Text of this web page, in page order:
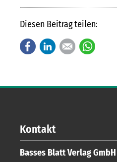
Diesen Beitrag teilen:
FacebookLinkedInE-mail
Kontakt
Basses Blatt Verlag GmbH